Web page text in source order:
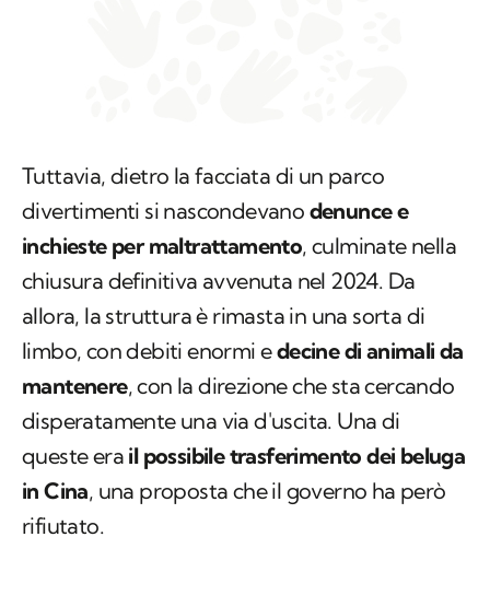
Tuttavia, dietro la facciata di un parco
divertimenti si nascondevano denunce e
inchieste per maltrattamento, culminate nella
chiusura definitiva avvenuta nel 2024. Da
allora, la struttura è rimasta in una sorta di
limbo, con debiti enormi edecine di animali da
mantenere, con la direzione che sta cercando
disperatamente una via d'uscita. Una di
queste era il possibile trasferimento dei beluga
in Cina, una proposta che il governo ha però
rifiutato.